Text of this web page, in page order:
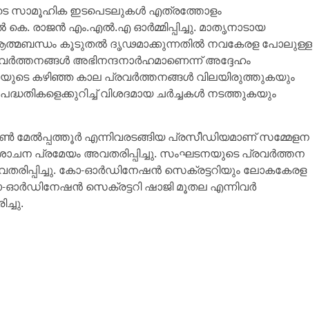
സാമൂഹിക ഇടപെടലുകൾ എത്രത്തോളം
കെ. രാജൻ എം.എൽ.എ ഓർമ്മിപ്പിച്ചു. മാതൃനാടായ
കൂടുതൽ ദൃഢമാക്കുന്നതിൽ നവകേരള പോലുള്ള
അഭിനന്ദനാർഹമാണെന്ന് അദ്ദേഹം
കഴിഞ്ഞ കാല പ്രവർത്തനങ്ങൾ വിലയിരുത്തുകയും
വിശദമായ ചർച്ചകൾ നടത്തുകയും
എന്നിവരടങ്ങിയ പ്രസീഡിയമാണ് സമ്മേളന
പ്രമേയം അവതരിപ്പിച്ചു. സംഘടനയുടെ പ്രവർത്തന
കോ-ഓർഡിനേഷൻ സെക്രട്ടറിയും ലോകകേരള
സെക്രട്ടറി ഷാജി മൂതല എന്നിവർ